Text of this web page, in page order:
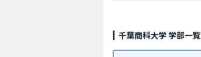
千葉商科大学 学部一覧